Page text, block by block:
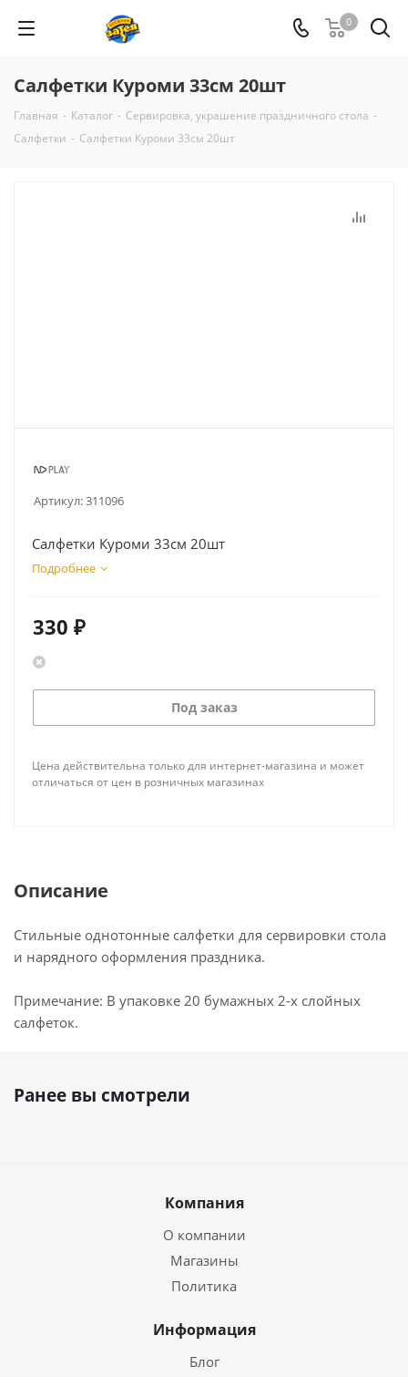
0
Салфетки Куроми 33см 20шт
Главная - Каталог - Сервировка, украшение праздничного стола -
Салфетки - Салфетки Куроми 33см 20шт
Артикул:311096
Салфетки Куроми 33см 20шт
Подробнее
330 ₽
Под заказ
Цена действительна только для интернет-магазина и может
отличаться от цен в розничных магазинах
Описание
Стильные однотонные салфетки для сервировки стола
и нарядного оформления праздника.
Примечание: В упаковке 20 бумажных 2-х слойных
салфеток.
Ранее вы смотрели
Компания
О компании
Магазины
Политика
Информация
Блог